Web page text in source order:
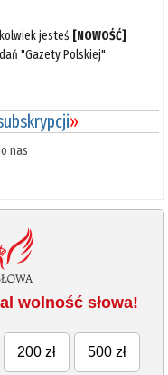
jesteś [NOWOŚĆ]
"Gazety Polskiej"
»
nas
wolność słowa!
200 zł 500 zł